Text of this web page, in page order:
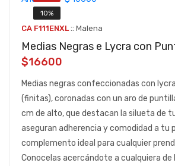
10%
CA F111ENXL:: Malena
Medias Negras e Lycra con
$16600
Medias negras confeccionadas con
(finitas), coronadas con un aro de
cm de alto, que destacan la silueta de
aseguran adherencia y comodidad a tu
complemento ideal para cualquier
Conocelas acercándote a cualquiera de